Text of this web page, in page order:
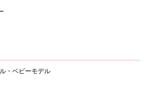
・ベビーモデル